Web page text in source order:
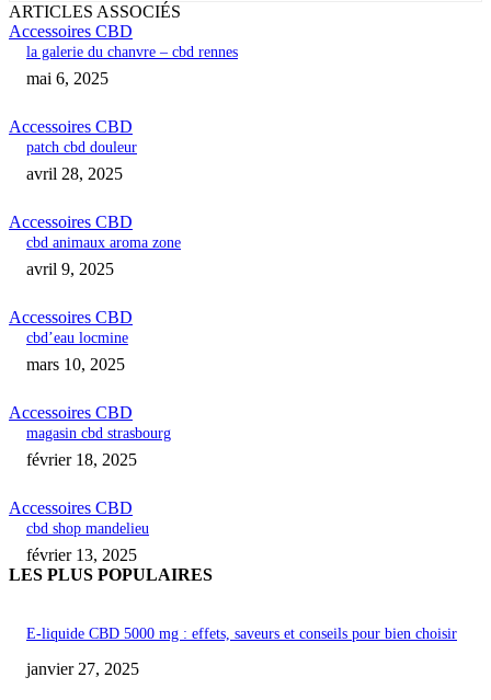
ARTICLES ASSOCIÉS
Accessoires CBD
la galerie du chanvre – cbd rennes
mai 6, 2025
Accessoires CBD
patch cbd douleur
avril 28, 2025
Accessoires CBD
cbd animaux aroma zone
avril 9, 2025
Accessoires CBD
cbd’eau locmine
mars 10, 2025
Accessoires CBD
magasin cbd strasbourg
février 18, 2025
Accessoires CBD
cbd shop mandelieu
février 13, 2025
LES PLUS POPULAIRES
E-liquide CBD 5000 mg : effets, saveurs et conseils pour bien choisir
janvier 27, 2025